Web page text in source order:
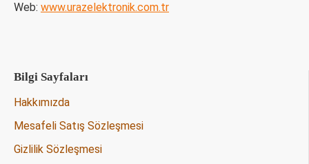
Web: www.urazelektronik.com.tr
Bilgi Sayfaları
Hakkımızda
Mesafeli Satış Sözleşmesi
Gizlilik Sözleşmesi